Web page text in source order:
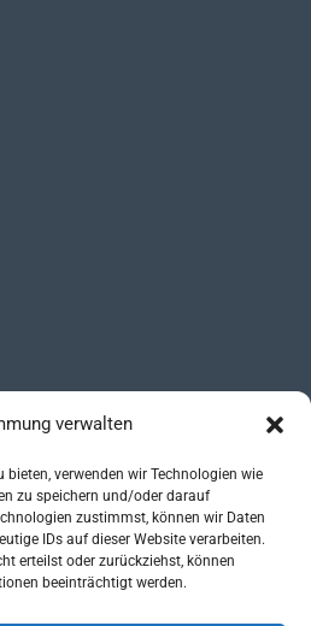
verwalten
verwenden wir Technologien wie
zu speichern und/oder darauf
zustimmst, können wir Daten
IDs auf dieser Website verarbeiten.
erteilst oder zurückziehst, können
beeinträchtigt werden.